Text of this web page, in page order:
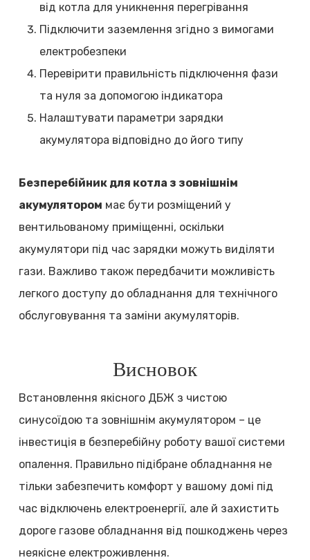
від котла для уникнення перегрівання
Підключити заземлення згідно з вимогами
електробезпеки
Перевірити правильність підключення фази
та нуля за допомогою індикатора
Налаштувати параметри зарядки
акумулятора відповідно до його типу
Безперебійник для котла з зовнішнім
акумулятором має бути розміщений у
вентильованому приміщенні, оскільки
акумулятори під час зарядки можуть виділяти
гази. Важливо також передбачити можливість
легкого доступу до обладнання для технічного
обслуговування та заміни акумуляторів.
Висновок
Встановлення якісного ДБЖ з чистою
синусоїдою та зовнішнім акумулятором – це
інвестиція в безперебійну роботу вашої системи
опалення. Правильно підібране обладнання не
тільки забезпечить комфорт у вашому домі під
час відключень електроенергії, але й захистить
дороге газове обладнання від пошкоджень через
неякісне електроживлення.